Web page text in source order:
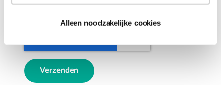
Alleen noodzakelijke cookies